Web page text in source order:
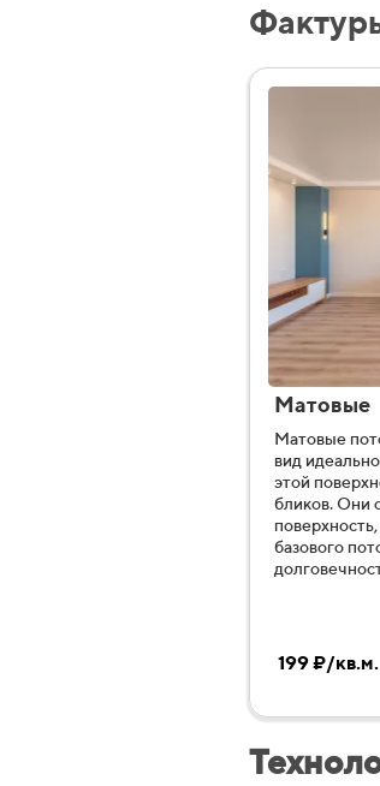
Матовые
Матовые
вид
этой
бликов. Они
базового
199 ₽/кв.м.